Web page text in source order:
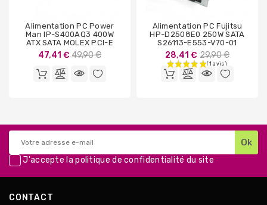
Alimentation PC Power
Man IP-S400AQ3 400W
ATX SATA MOLEX PCI-E
47,41 € Prix
base
49,90 €
Alimentation PC Fujitsu
HP-D2508E0 250W SATA
S26113-E553-V70-01
28,41 € Prix
de
base
29,90 €
J'accepte lapolitique de confidentialité du site
CONTACT